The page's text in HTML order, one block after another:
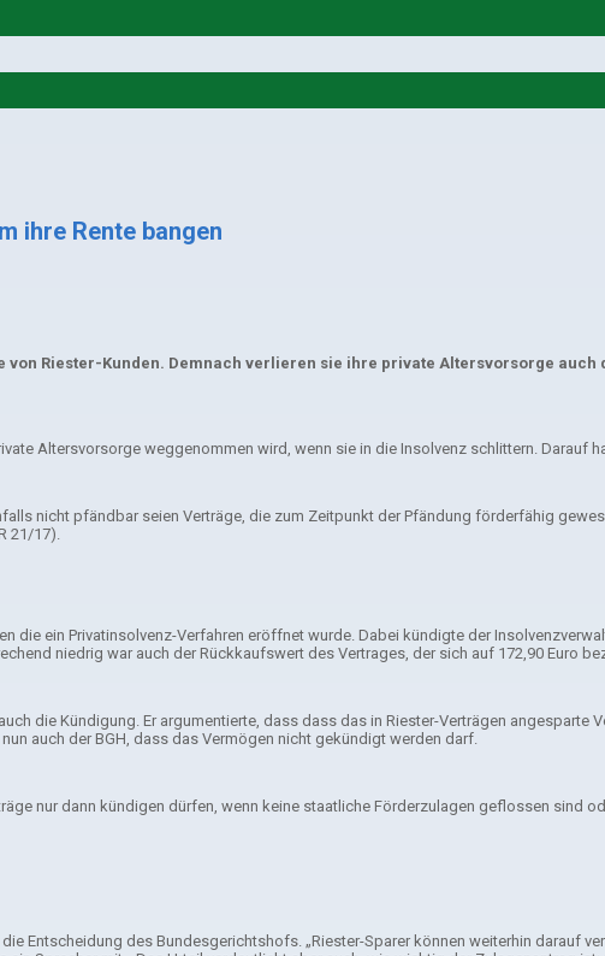
ihre Rente bangen
Riester-Kunden. Demnach verlieren sie ihre private Altersvorsorge
Altersvorsorge weggenommen wird, wenn sie in die Insolvenz schlittern. Darauf
nicht pfändbar seien Verträge, die zum Zeitpunkt der Pfändung förderfähig
21/17).
ein Privatinsolvenz-Verfahren eröffnet wurde. Dabei kündigte der
niedrig war auch der Rückkaufswert des Vertrages, der sich auf 172,90 Euro
die Kündigung. Er argumentierte, dass dass das in Riester-Verträgen angesparte
auch der BGH, dass das Vermögen nicht gekündigt werden darf.
nur dann kündigen dürfen, wenn keine staatliche Förderzulagen geflossen sind
Entscheidung des Bundesgerichtshofs. „Riester-Sparer können weiterhin darauf